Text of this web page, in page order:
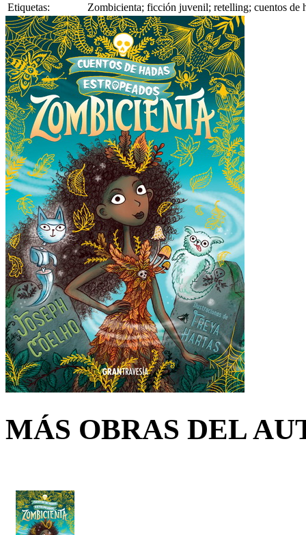
Etiquetas: Zombicienta; ficción juvenil; retelling; cuentos de
MÁS OBRAS DEL